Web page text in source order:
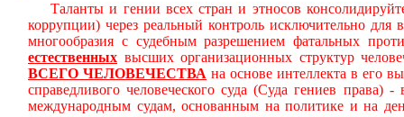
Таланты и гении всех стран и этносов
коррупции) через реальный контроль исключительно
многообразия с судебным разрешением фатальных
естественных высших организационных структур
ВСЕГО ЧЕЛОВЕЧЕСТВА на основе интеллекта в его
справедливого человеческого суда (Суда гениев
международным судам, основанным на политике и на